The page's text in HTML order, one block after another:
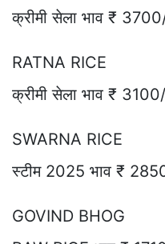
क्रीमी सेला भाव ₹
RATNA RICE
क्रीमी सेला भाव ₹
SWARNA RICE
स्टीम 2025 भाव ₹
GOVIND BHOG